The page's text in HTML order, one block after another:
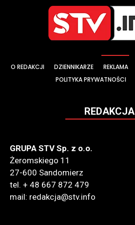
O REDAKCJI DZIENNIKARZE REKLAMA
POLITYKA PRYWATNOŚCI
REDAKCJA
GRUPA STV Sp. z o.o.
Żeromskiego 11
27-600 Sandomierz
tel. + 48 667 872 479
mail: redakcja@stv.info